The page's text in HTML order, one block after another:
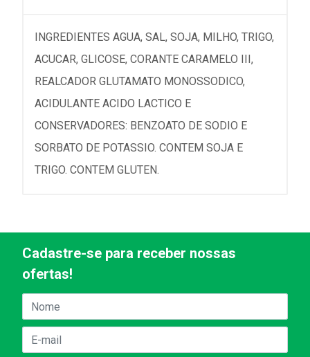
INGREDIENTES AGUA, SAL, SOJA, MILHO, TRIGO,
ACUCAR, GLICOSE, CORANTE CARAMELO III,
REALCADOR GLUTAMATO MONOSSODICO,
ACIDULANTE ACIDO LACTICO E
CONSERVADORES: BENZOATO DE SODIO E
SORBATO DE POTASSIO. CONTEM SOJA E
TRIGO. CONTEM GLUTEN.
Cadastre-se para receber nossas
ofertas!